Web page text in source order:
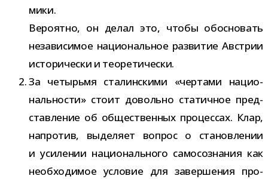
мики.
Вероятно, он делал это, чтобы обос­но­вать
неза­ви­си­мое наци­о­наль­ное раз­ви­тие Австрии
исто­ри­че­ски и теоретически.
За четырьмя ста­лин­скими «чер­тами наци­о­
наль­но­сти» стоит довольно ста­тич­ное пред­
став­ле­ние об обще­ствен­ных про­цес­сах. Клар,
напро­тив, выде­ляет вопрос о ста­нов­ле­нии
и уси­ле­нии наци­о­наль­ного само­со­зна­ния как
необ­хо­ди­мое усло­вие для завер­ше­ния про­